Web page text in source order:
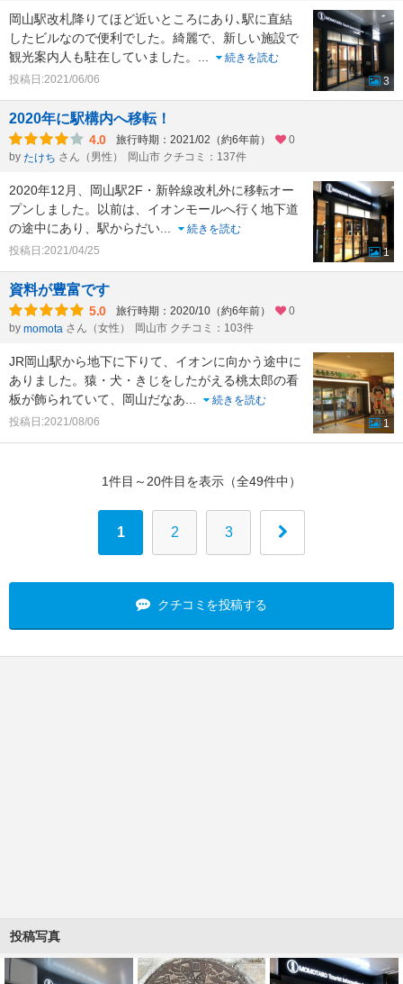
岡山駅改札降りてほど近いところにあり､駅に直結
したビルなので便利でした。綺麗で、新しい施設で
観光案内人も駐在していました。 ...
続きを読む
投稿日:2021/06/06
3
2020年に駅構内へ移転！
4.0 旅行時期：2021/02（約6年前）
0
by たけち さん（男性） 岡山市 クチコミ：137件
2020年12月、岡山駅2F・新幹線改札外に移転オー
プンしました。以前は、イオンモールへ行く地下道
の途中にあり、駅からだい...
続きを読む
投稿日:2021/04/25
1
資料が豊富です
5.0 旅行時期：2020/10（約6年前）
0
by momota さん（女性） 岡山市 クチコミ：103件
JR岡山駅から地下に下りて、イオンに向かう途中に
ありました。猿・犬・きじをしたがえる桃太郎の看
板が飾られていて、岡山だなあ...
続きを読む
投稿日:2021/08/06
1
1件目～20件目を表示（全49件中）
1 2 3
クチコミを投稿する
投稿写真